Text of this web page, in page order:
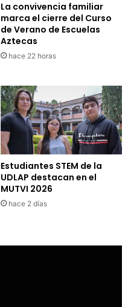
La convivencia familiar
marca el cierre del Curso
de Verano de Escuelas
Aztecas
hace 22 horas
Estudiantes STEM de la
UDLAP destacan en el
MUTVI 2026
hace 2 días